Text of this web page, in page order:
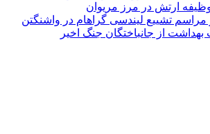
ارتش در مرز مریوان
مراسم تشییع لیندسی گراهام در واشنگتن
بهداشت از جانباختگان جنگ اخیر